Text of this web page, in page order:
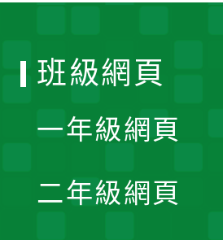
班級網頁
一年級網頁
二年級網頁